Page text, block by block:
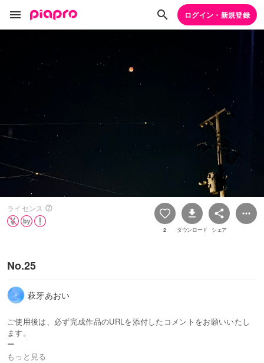
ログイン・新規登録
ライセンス
2 ダウンロード シェア
No.25
萩牙あおい
ご使用後は、必ず完成作品のURLを添付したコメントをお願いいたし
ます。
ー
×自作発言、再配布、AI学習(利用)は禁止です。
もっと見る